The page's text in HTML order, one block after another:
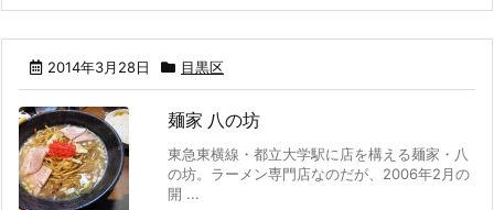
2014年3月28日 目黒区
麺家 八の坊
東急東横線・都立大学駅に店を構える麺家・八
の坊。ラーメン専門店なのだが、2006年2月の
開 ...